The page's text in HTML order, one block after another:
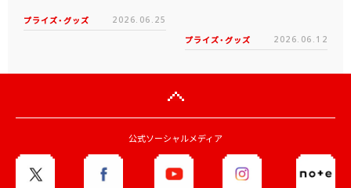
プライズ・グッズ 2026.06.25
プライズ・グッズ 2026.06.12
公式ソーシャルメディア